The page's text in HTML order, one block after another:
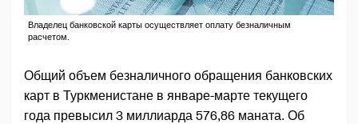
Владелец банковской карты осуществляет оплату безналичным
расчетом.
Общий объем безналичного обращения банковских
карт в Туркменистане в январе-марте текущего
года превысил 3 миллиарда 576,86 маната. Об